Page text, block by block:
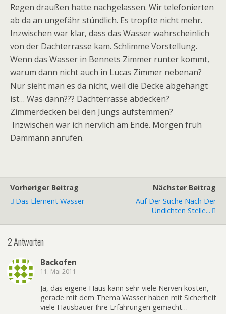
Regen draußen hatte nachgelassen. Wir telefonierten
ab da an ungefähr stündlich. Es tropfte nicht mehr.
Inzwischen war klar, dass das Wasser wahrscheinlich
von der Dachterrasse kam. Schlimme Vorstellung.
Wenn das Wasser in Bennets Zimmer runter kommt,
warum dann nicht auch in Lucas Zimmer nebenan?
Nur sieht man es da nicht, weil die Decke abgehängt
ist… Was dann??? Dachterrasse abdecken?
Zimmerdecken bei den Jungs aufstemmen?
Inzwischen war ich nervlich am Ende. Morgen früh
Dammann anrufen.
Vorheriger Beitrag
Das Element Wasser
Nächster Beitrag
Auf Der Suche Nach Der
Undichten Stelle...
2 Antworten
Backofen
11. Mai 2011
Ja, das eigene Haus kann sehr viele Nerven kosten,
gerade mit dem Thema Wasser haben mit Sicherheit
viele Hausbauer Ihre Erfahrungen gemacht…